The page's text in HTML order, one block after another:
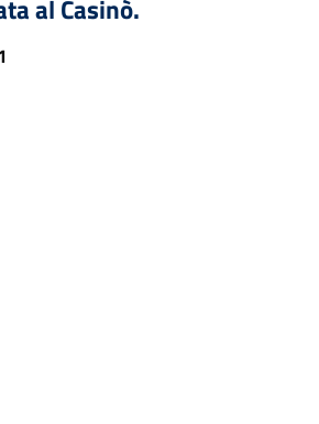
al Casinò.